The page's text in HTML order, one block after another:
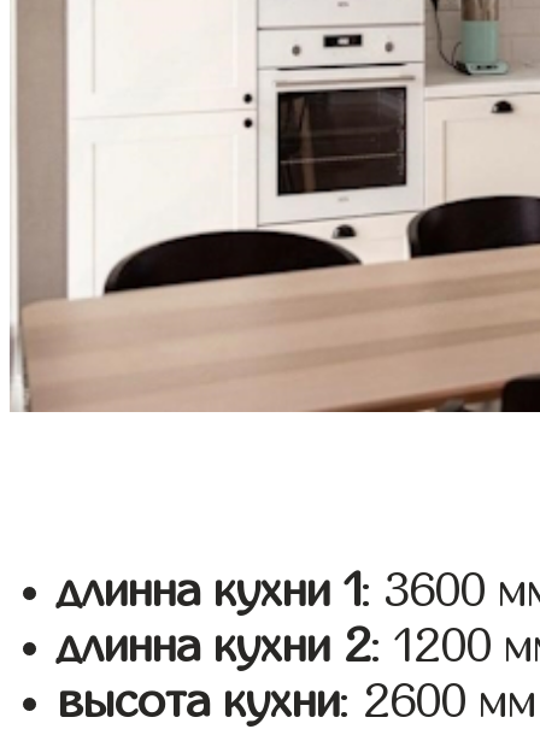
длинна кухни 1: 3600
длинна кухни 2: 1200
высота кухни: 2600 мм